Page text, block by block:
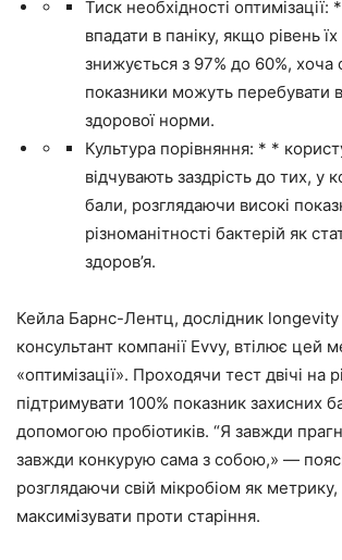
Тиск необхідності
впадати в паніку, якщо рівень
знижується з 97% до 60%, хоча
показники можуть перебувати
здорової норми.
Культура порівняння: * *
відчувають заздрість до тих, у
бали, розглядаючи високі
різноманітності бактерій як
здоров’я.
Кейла Барнс-Лентц, дослідник longevity
консультант компанії Evvy, втілює цей
«оптимізації». Проходячи тест двічі на
підтримувати 100% показник захисних
допомогою пробіотиків. “Я завжди
завжди конкурую сама з собою,» —
розглядаючи свій мікробіом як метрику,
максимізувати проти старіння.